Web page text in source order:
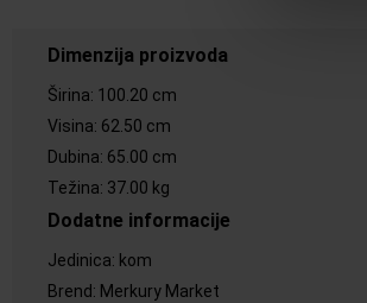
Dimenzija proizvoda
Širina: 100.20 cm
Visina: 62.50 cm
Dubina: 65.00 cm
Težina: 37.00 kg
Dodatne informacije
Jedinica: kom
Brend: Merkury Market